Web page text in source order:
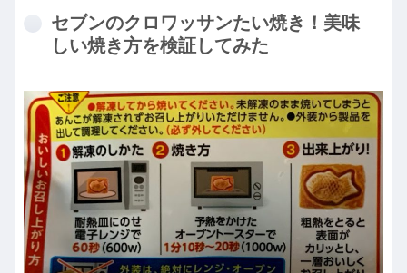
セブンのクロワッサンたい焼き！美味
しい焼き方を検証してみた